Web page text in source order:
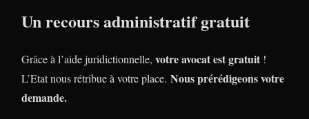
Un recours administratif gratuit
Grâce à l’aide juridictionnelle, votre avocat est gratuit !
L’Etat nous rétribue à votre place. Nous prérédigeons votre
demande.